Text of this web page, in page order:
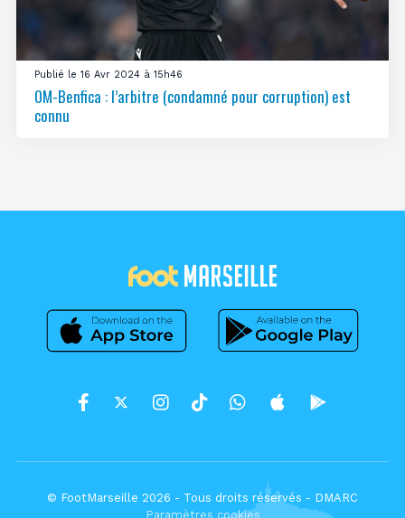
Publié le 16 Avr 2024 à 15h46
OM-Benfica : l’arbitre (condamné pour corruption) est
connu
© FootMarseille 2026 - Tous droits réservés - DMARC
Paramètres cookies